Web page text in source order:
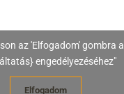
az 'Elfogadom' gombra a
engedélyezéséhez"
Elfogadom